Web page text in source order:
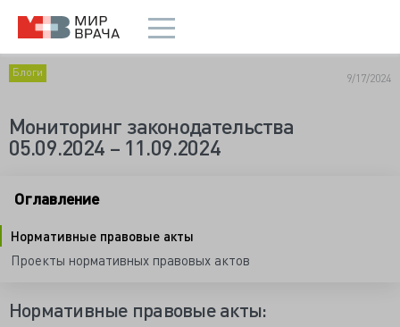
Блоги 9/17/2024
Мониторинг законодательства
05.09.2024 – 11.09.2024
Оглавление
Нормативные правовые акты
Проекты нормативных правовых актов
Нормативные правовые акты: